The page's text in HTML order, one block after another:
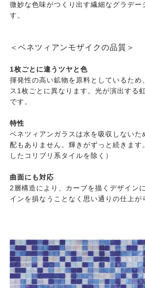
微妙な色味がつくり出す繊細なグラデー
す。
＜ベネツィアンモザイクの品質＞
1枚ごとに違うツヤと色
揮発性の高い鉱物を原料としているため
ス1枚ごとに異なります。光が演出する
です。
特性
ベネツィアンガラスは水を吸収しないた
配もありません。輝きがずっと続きます
したコリブリ系タイルを除く）
曲面にも対応
2層構造により、カーブを描くデザイン
インを損なうことなく思い通りの仕上が